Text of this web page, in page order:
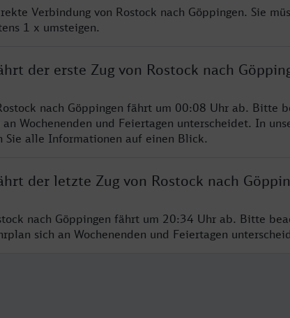
Verbindung von Rostock nach Göppingen. Sie
1 x umsteigen.
der erste Zug von Rostock nach
nach Göppingen fährt um 00:08 Uhr ab. Bitte
Wochenenden und Feiertagen unterscheidet. In
Sie alle Informationen auf einen Blick.
der letzte Zug von Rostock nach
nach Göppingen fährt um 20:34 Uhr ab. Bitte
sich an Wochenenden und Feiertagen